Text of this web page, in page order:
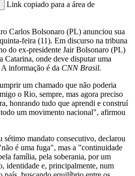
Link copiado para a área de
Carlos Bolsonaro (PL) anunciou sua
feira (11). Em discurso na tribuna
do ex-presidente Jair Bolsonaro (PL)
Catarina, onde deve disputar uma
informação é da CNN Brasil.
um chamado que não poderia
o Rio, sempre, mas agora preciso
honrando tudo que aprendi e construí
todo um movimento nacional", afirmou
sétimo mandato consecutivo, declarou
é uma fuga", mas a "continuidade
família, pela soberania, por um
identidade e, principalmente, num